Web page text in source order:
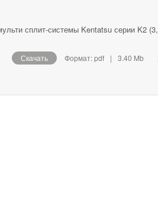
сплит-системы Kentatsu серии K2
Скачать Формат: pdf | 3.40 Mb